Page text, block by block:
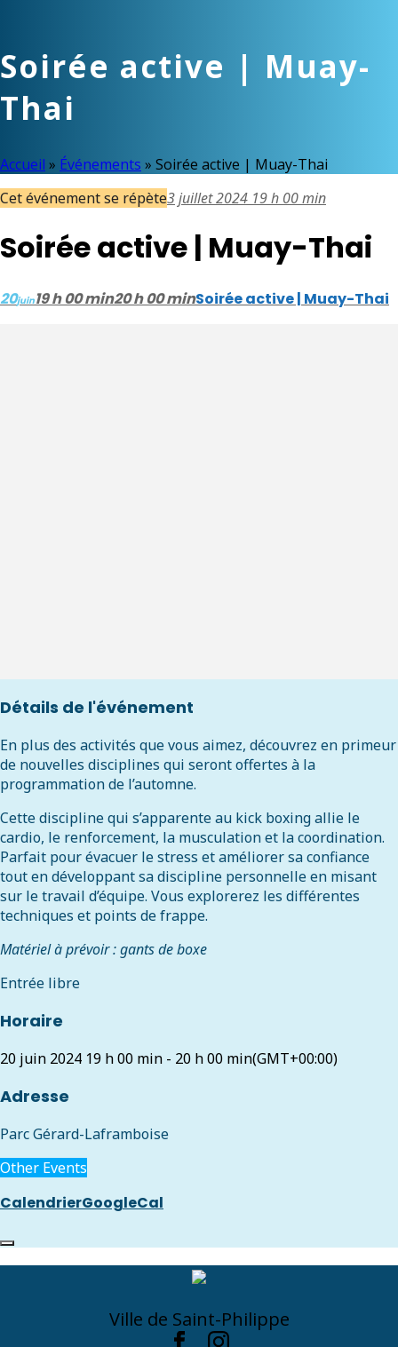
Soirée active | Muay-
Thai
Accueil » Événements » Soirée active | Muay-Thai
Cet événement se répète3 juillet 2024 19 h 00 min
Soirée active | Muay-Thai
20juin19 h 00 min20 h 00 minSoirée active | Muay-Thai
Détails de l'événement
En plus des activités que vous aimez, découvrez en primeur
de nouvelles disciplines qui seront offertes à la
programmation de l’automne.
Cette discipline qui s’apparente au kick boxing allie le
cardio, le renforcement, la musculation et la coordination.
Parfait pour évacuer le stress et améliorer sa confiance
tout en développant sa discipline personnelle en misant
sur le travail d’équipe. Vous explorerez les différentes
techniques et points de frappe.
Matériel à prévoir : gants de boxe
Entrée libre
Horaire
20 juin 2024 19 h 00 min - 20 h 00 min(GMT+00:00)
Adresse
Parc Gérard-Laframboise
Other Events
CalendrierGoogleCal
Ville de Saint-Philippe